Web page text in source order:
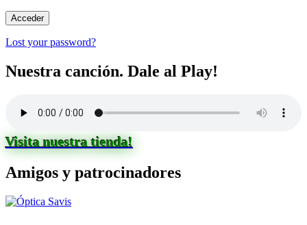
Lost your password?
Nuestra canción. Dale al Play!
Visita nuestra tienda!
Amigos y patrocinadores